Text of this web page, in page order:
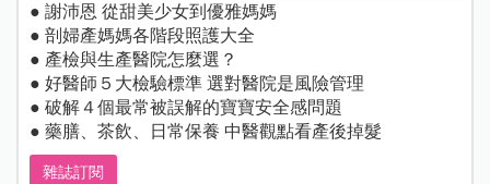
● 謝沛恩 從甜美少女到優雅媽媽
● 剖婦產媽媽各階段照護大全
● 產檢與生產醫院怎麼選？
● 好醫師５大檢驗標準 選對醫院是風險管理
● 破解４個最常被誤解的寶寶安全感問題
● 藥膳、茶飲、日常保養 中醫觀點看產後掉髮
雜誌訂閱